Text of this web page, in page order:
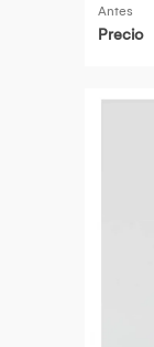
Antes
Precio